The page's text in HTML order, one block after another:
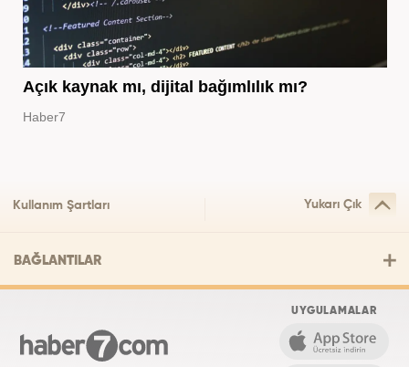
Açık kaynak mı, dijital bağımlılık mı?
Haber7
Kullanım Şartları Yukarı Çık
BAĞLANTILAR
UYGULAMALAR